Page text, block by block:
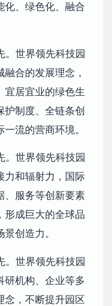
化、绿色化、融合
。世界领先科技园
合的发展理念，
宜居宜业的绿色生
护制度、全链条创
流的营商环境。
。世界领先科技园
力和辐射力，国际
、服务等创新要素
形成巨大的全球品
创造力。
。世界领先科技园
研机构、企业等多
念，不断提升园区